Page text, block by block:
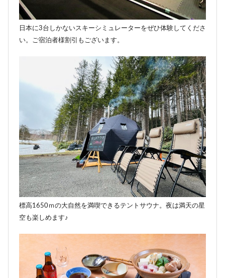
日本に3台しかないスキーシミュレーターをぜひ体験してくださ
い。ご宿泊者様割引もございます。
標高1650ｍの大自然を満喫できるテントサウナ。夜は満天の星
空も楽しめます♪